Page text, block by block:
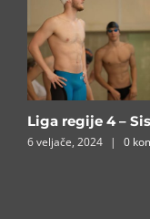
Liga regije 4 –
6 veljače, 2024 | 0